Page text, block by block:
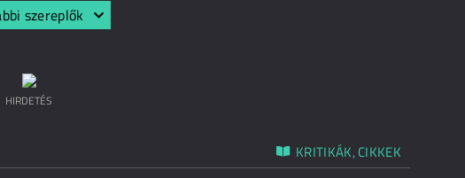
szereplők
HIRDETÉS
KRITIKÁK, CIKKEK